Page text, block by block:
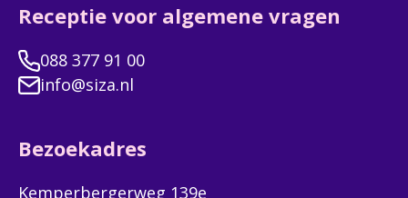
Receptie voor algemene vragen
088 377 91 00
info@siza.nl
Bezoekadres
Kemperbergerweg 139e